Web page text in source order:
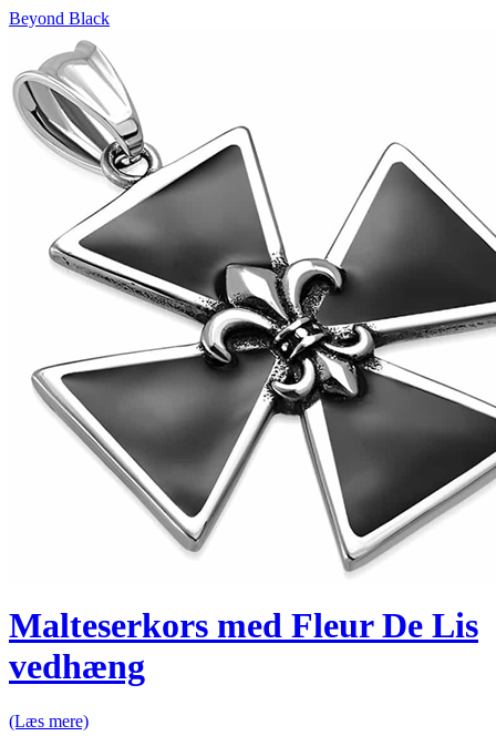
Beyond Black
Malteserkors med Fleur De Lis
vedhæng
(Læs mere)